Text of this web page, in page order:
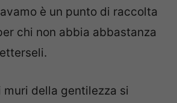
è un punto di raccolta
chi non abbia abbastanza
muri della gentilezza si